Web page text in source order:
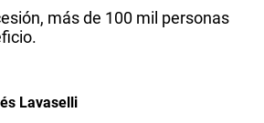
más de 100 mil personas
Lavaselli